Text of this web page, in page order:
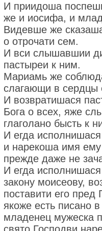
И приидоша
же и иосифа, и
Видевше же
о отрочати сем.
И вси слышавшии
пастыреи к ним.
Мариамь же
слагающи в сердцы
И возвратишася
Бога о всех, яже
глаголано бысть к
И егда
и нарекоша имя
прежде даже не
И егда
закону моисеову,
поставити его пред
якоже есть писано
младенец мужеска